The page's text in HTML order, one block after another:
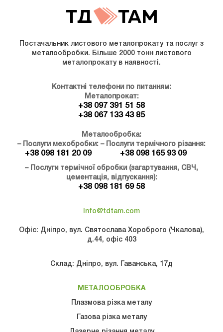
Постачальник листового металопрокату та послуг з
металообробки. Більше 2000 тонн листового
металопрокату в наявності.
Контактні телефони по питанням:
Металопрокат:
+38 097 391 51 58
+38 067 133 43 85
Металообробка:
– Послуги мехобробки:
+38 098 181 20 09
– Послуги термічного різання:
+38 098 165 93 09
– Послуги термічної обробки (загартування, СВЧ,
цементація, відпускання):
+38 098 181 69 58
Info@tdtam.com
Офіс: Дніпро, вул. Святослава Хороброго (Чкалова),
д.44, офіс 403
Склад: Дніпро, вул. Гаванська, 17д
МЕТАЛООБРОБКА
Плазмова різка металу
Газова рiзка металу